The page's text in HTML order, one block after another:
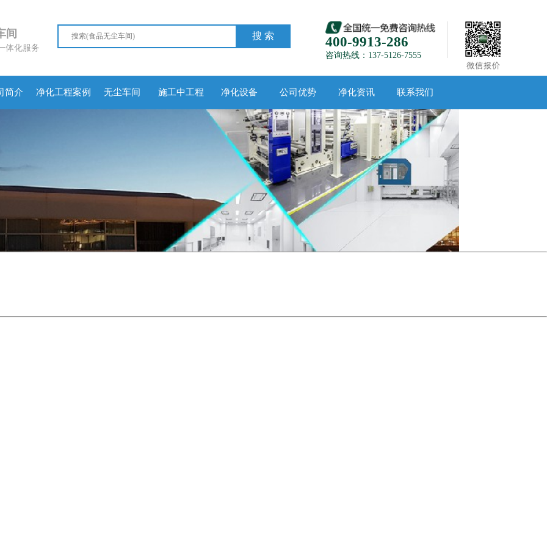
间
体化服务 400-9913-286
咨询热线：137-5126-7555
搜 索
简介 净化工程案例 无尘车间 施工中工程 净化设备 公司优势 净化资讯 联系我们